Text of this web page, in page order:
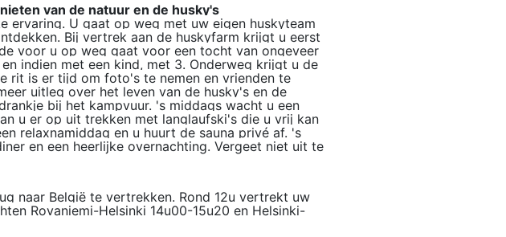
van de natuur en de husky's
ervaring. U gaat op weg met uw eigen huskyteam
Bij vertrek aan de huskyfarm krijgt u eerst
voor u op weg gaat voor een tocht van ongeveer
indien met een kind, met 3. Onderweg krijgt u de
rit is er tijd om foto's te nemen en vrienden te
uitleg over het leven van de husky's en de
bij het kampvuur. 's middags wacht u een
u er op uit trekken met langlaufski's die u vrij kan
relaxnamiddag en u huurt de sauna privé af. 's
en een heerlijke overnachting. Vergeet niet uit te
naar België te vertrekken. Rond 12u vertrekt uw
Rovaniemi-Helsinki 14u00-15u20 en Helsinki-